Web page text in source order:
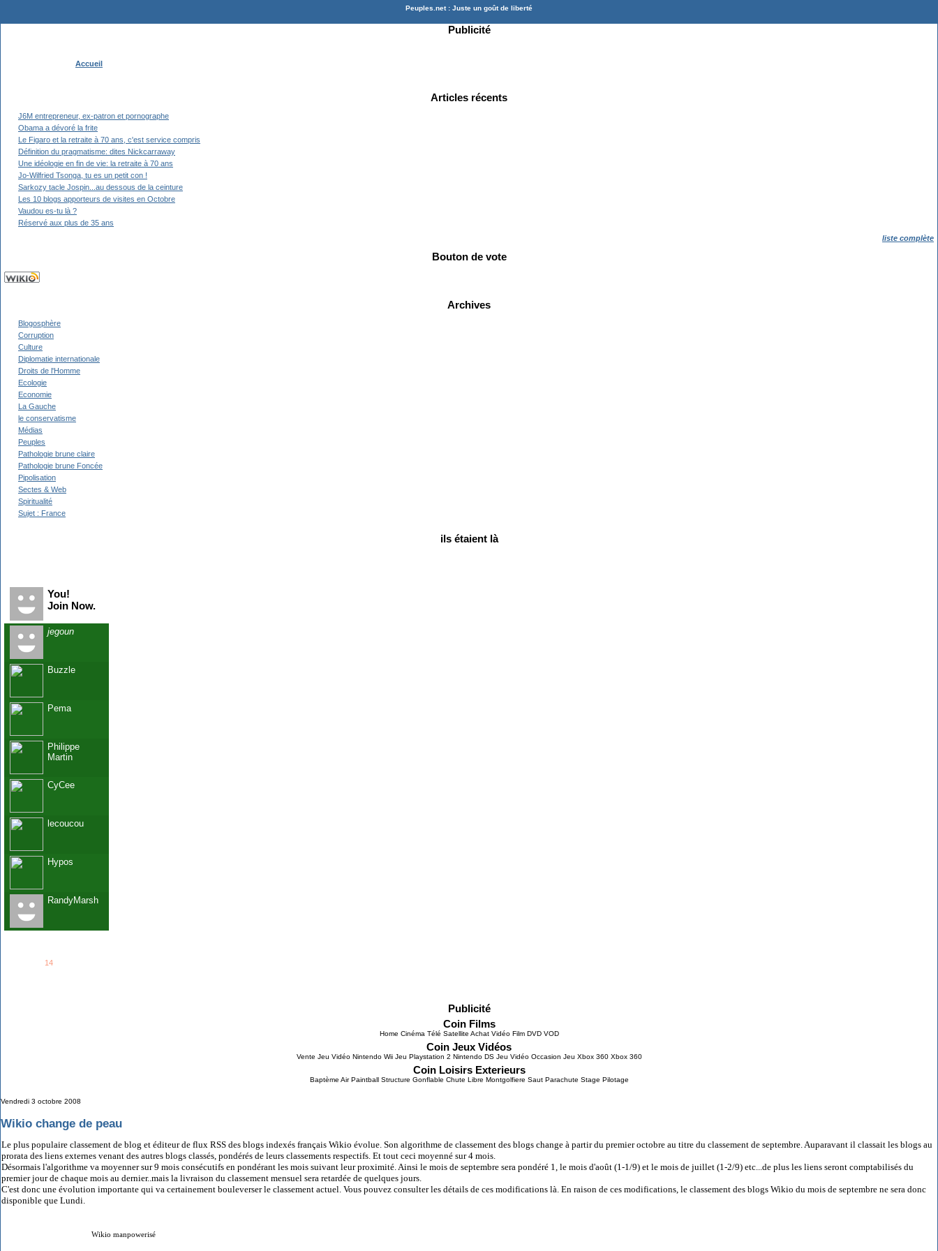
Peuples.net : Juste un goût de liberté
Publicité
Accueil
Articles récents
J6M entrepreneur, ex-patron et pornographe
Obama a dévoré la frite
Le Figaro et la retraite à 70 ans, c'est service compris
Définition du pragmatisme: dites Nickcarraway
Une idéologie en fin de vie: la retraite à 70 ans
Jo-Wilfried Tsonga, tu es un petit con !
Sarkozy tacle Jospin...au dessous de la ceinture
Les 10 blogs apporteurs de visites en Octobre
Vaudou es-tu là ?
Réservé aux plus de 35 ans
liste complète
Bouton de vote
Archives
Blogosphère
Corruption
Culture
Diplomatie internationale
Droits de l'Homme
Ecologie
Economie
La Gauche
le conservatisme
Médias
Peuples
Pathologie brune claire
Pathologie brune Foncée
Pipolisation
Sectes & Web
Spiritualité
Sujet : France
ils étaient là
You!
Join Now.
jegoun
Buzzle
Pema
Philippe
Martin
CyCee
lecoucou
Hypos
RandyMarsh
14members...
Publicité
Coin Films
Home Cinéma Télé Satellite Achat Vidéo Film DVD VOD
Coin Jeux Vidéos
Vente Jeu Vidéo Nintendo Wii Jeu Playstation 2 Nintendo DS Jeu Vidéo Occasion Jeu Xbox 360 Xbox 360
Coin Loisirs Exterieurs
Baptème Air Paintball Structure Gonflable Chute Libre Montgolfiere Saut Parachute Stage Pilotage
Vendredi 3 octobre 2008
Wikio change de peau
Le plus populaire classement de blog et éditeur de flux RSS des blogs indexés français Wikio évolue. Son algorithme de classement des blogs change à partir du premier octobre au titre du classement de septembre. Auparavant il classait les blogs au
prorata des liens externes venant des autres blogs classés, pondérés de leurs classements respectifs. Et tout ceci moyenné sur 4 mois.
Désormais l'algorithme va moyenner sur 9 mois consécutifs en pondérant les mois suivant leur proximité. Ainsi le mois de septembre sera pondéré 1, le mois d'août (1-1/9) et le mois de juillet (1-2/9) etc...de plus les liens seront comptabilisés du
premier jour de chaque mois au dernier..mais la livraison du classement mensuel sera retardée de quelques jours.
C'est donc une évolution importante qui va certainement bouleverser le classement actuel. Vous pouvez consulter les détails de ces modifications là. En raison de ces modifications, le classement des blogs Wikio du mois de septembre ne sera donc
disponible que Lundi.
Wikio manpowerisé